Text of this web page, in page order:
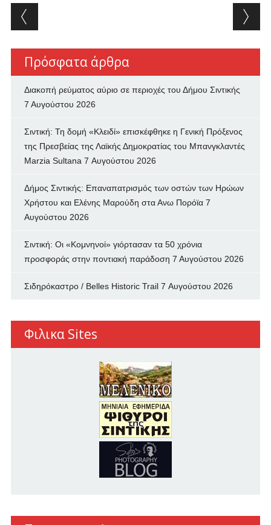
Post navigation
Πρόσφατα άρθρα
Διακοπή ρεύματος αύριο σε περιοχές του Δήμου Σιντικής
7 Αυγούστου 2026
Σιντική: Τη δομή «Κλειδί» επισκέφθηκε η Γενική Πρόξενος
της Πρεσβείας της Λαϊκής Δημοκρατίας του Μπανγκλαντές
Marzia Sultana 7 Αυγούστου 2026
Δήμος Σιντικής: Επαναπατρισμός των oστών των Ηρώων
Χρήστου και Ελένης Μαρούδη στα Ανω Πορόϊα 7
Αυγούστου 2026
Σιντική: Οι «Κομνηνοί» γιόρτασαν τα 50 χρόνια
προσφοράς στην ποντιακή παράδοση 7 Αυγούστου 2026
Σιδηρόκαστρο / Belles Historic Trail 7 Αυγούστου 2026
Φιλικα Sites